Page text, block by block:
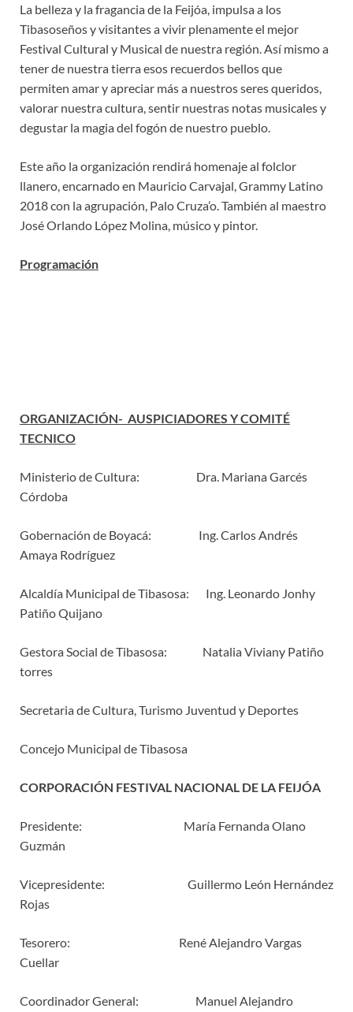
La belleza y la fragancia de la Feijóa, impulsa a los
Tibasoseños y visitantes a vivir plenamente el mejor
Festival Cultural y Musical de nuestra región. Así mismo a
tener de nuestra tierra esos recuerdos bellos que
permiten amar y apreciar más a nuestros seres queridos,
valorar nuestra cultura, sentir nuestras notas musicales y
degustar la magia del fogón de nuestro pueblo.
Este año la organización rendirá homenaje al folclor
llanero, encarnado en Mauricio Carvajal, Grammy Latino
2018 con la agrupación, Palo Cruza’o. También al maestro
José Orlando López Molina, músico y pintor.
Programación
ORGANIZACIÓN- AUSPICIADORES Y COMITÉ
TECNICO
Ministerio de Cultura: Dra. Mariana Garcés
Córdoba
Gobernación de Boyacá: Ing. Carlos Andrés
Amaya Rodríguez
Alcaldía Municipal de Tibasosa: Ing. Leonardo Jonhy
Patiño Quijano
Gestora Social de Tibasosa: Natalia Viviany Patiño
torres
Secretaria de Cultura, Turismo Juventud y Deportes
Concejo Municipal de Tibasosa
CORPORACIÓN FESTIVAL NACIONAL DE LA FEIJÓA
Presidente: María Fernanda Olano
Guzmán
Vicepresidente: Guillermo León Hernández
Rojas
Tesorero: René Alejandro Vargas
Cuellar
Coordinador General: Manuel Alejandro